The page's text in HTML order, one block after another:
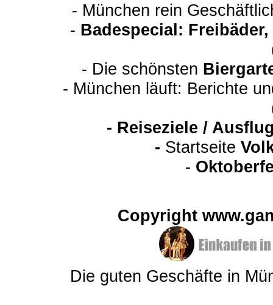
- München rein
- Badespecial:
- Die schönsten
- München läuft: Berichte
- Reiseziele /
- Startseite
-
Copyright
Die guten Geschäfte in